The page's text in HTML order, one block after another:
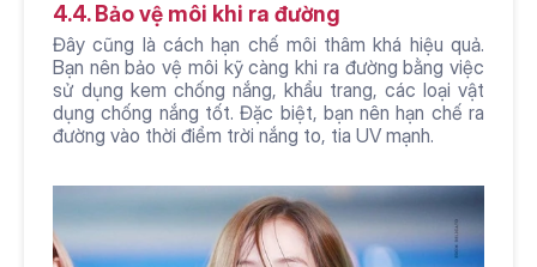
4.4. Bảo vệ môi khi ra đường
Đây cũng là cách hạn chế môi thâm khá hiệu quả.
Bạn nên bảo vệ môi kỹ càng khi ra đường bằng việc
sử dụng kem chống nắng, khẩu trang, các loại vật
dụng chống nắng tốt. Đặc biệt, bạn nên hạn chế ra
đường vào thời điểm trời nắng to, tia UV mạnh.